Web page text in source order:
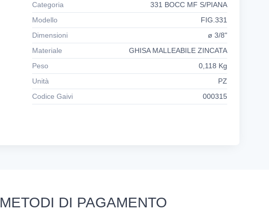
Categoria
331 BOCC MF S/PIANA
Modello
FIG.331
Dimensioni
ø 3/8"
Materiale
GHISA MALLEABILE ZINCATA
Peso
0,118 Kg
Unità
PZ
Codice Gaivi
000315
METODI DI PAGAMENTO